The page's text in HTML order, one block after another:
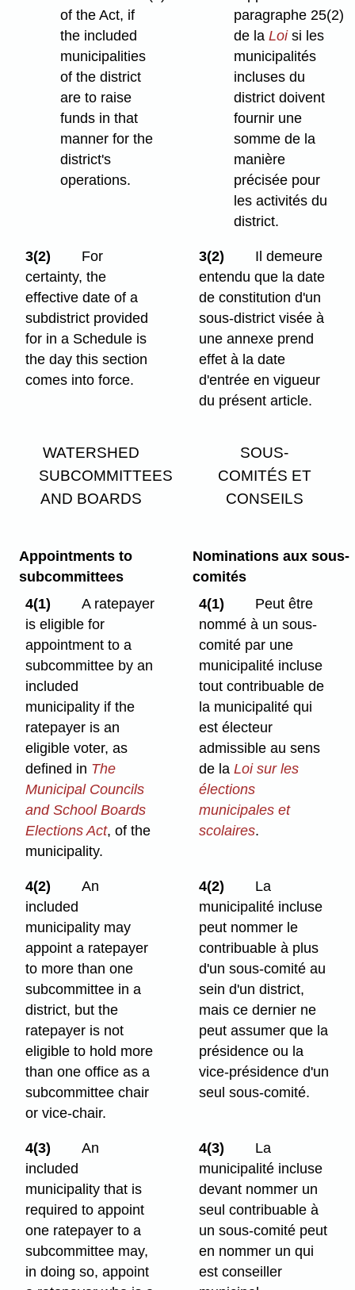
of the Act, if
the included
municipalities
of the district
are to raise
funds in that
manner for the
district's
operations.
paragraphe 25(2)
de laLoisi les
municipalités
incluses du
district doivent
fournir une
somme de la
manière
précisée pour
les activités du
district.
3(2)
For
certainty, the
effective date of a
subdistrict provided
for in a Schedule is
the day this section
comes into force.
3(2)
Il demeure
entendu que la date
de constitution d'un
sous-district visée à
une annexe prend
effet à la date
d'entrée en vigueur
du présent article.
WATERSHED
SUBCOMMITTEES
AND BOARDS
SOUS-
COMITÉS ET
CONSEILS
Appointments to
subcommittees
4(1)
A ratepayer
is eligible for
appointment to a
subcommittee by an
included
municipality if the
ratepayer is an
eligible voter, as
defined in The
Municipal Councils
and School Boards
Elections Act, of the
municipality.
Nominations aux sous-
comités
4(1)
Peut être
nommé à un sous-
comité par une
municipalité incluse
tout contribuable de
la municipalité qui
est électeur
admissible au sens
de laLoi sur les
élections
municipales et
scolaires.
4(2)
An
included
municipality may
appoint a ratepayer
to more than one
subcommittee in a
district, but the
ratepayer is not
eligible to hold more
than one office as a
subcommittee chair
or vice-chair.
4(2)
La
municipalité incluse
peut nommer le
contribuable à plus
d'un sous-comité au
sein d'un district,
mais ce dernier ne
peut assumer que la
présidence ou la
vice-présidence d'un
seul sous-comité.
4(3)
An
included
municipality that is
required to appoint
one ratepayer to a
subcommittee may,
in doing so, appoint
4(3)
La
municipalité incluse
devant nommer un
seul contribuable à
un sous-comité peut
en nommer un qui
est conseiller